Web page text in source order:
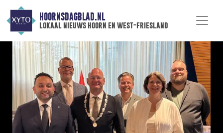
HOORNSDAGBLAD.NL
lokaal nieuws hoorn en west-friesland